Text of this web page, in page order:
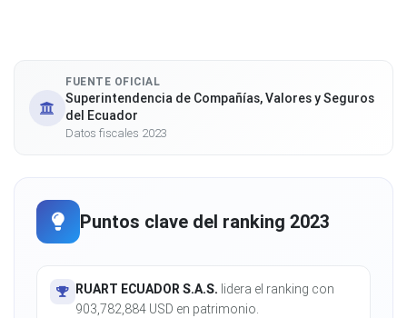
FUENTE OFICIAL
Superintendencia de Compañías, Valores y Seguros
del Ecuador
Datos fiscales 2023
Puntos clave del ranking 2023
RUART ECUADOR S.A.S. lidera el ranking con
903,782,884 USD en patrimonio.